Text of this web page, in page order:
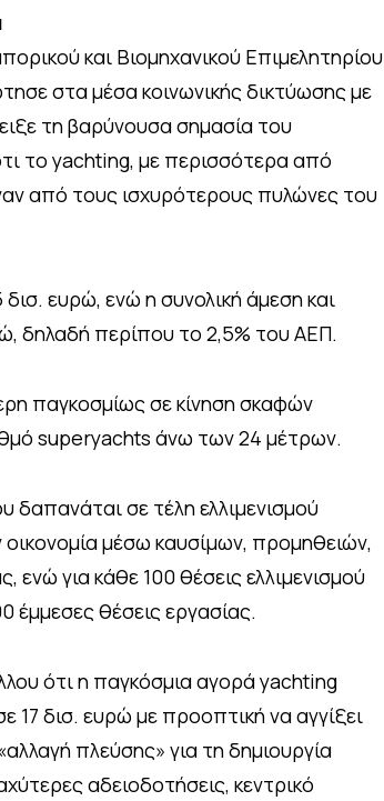
και Βιομηχανικού Επιμελητηρίου
στα μέσα κοινωνικής δικτύωσης με
τη βαρύνουσα σημασία του
το yachting, με περισσότερα από
από τους ισχυρότερους πυλώνες του
ευρώ, ενώ η συνολική άμεση και
δηλαδή περίπου το 2,5% του ΑΕΠ.
παγκοσμίως σε κίνηση σκαφών
superyachts άνω των 24 μέτρων.
δαπανάται σε τέλη ελλιμενισμού
μέσω καυσίμων, προμηθειών,
ενώ για κάθε 100 θέσεις ελλιμενισμού
έμμεσες θέσεις εργασίας.
ότι η παγκόσμια αγορά yachting
17 δισ. ευρώ με προοπτική να αγγίξει
πλεύσης» για τη δημιουργία
αδειοδοτήσεις, κεντρικό